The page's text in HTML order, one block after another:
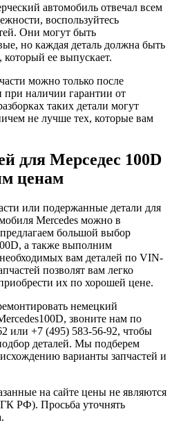
автомобиль отвечал всем
воспользуйтесь
Они могут быть
но каждая деталь должна быть
который ее выпускает.
можно только после
при наличии гарантии от
таких детали могут
не лучше тех, которые вам
для Мерседес 100D
ценам
или подержанные детали для
Mercedes можно в
большой выбор
а также выполним
вам деталей по VIN-
позволят вам легко
их по хорошей цене.
немецкий
звоните нам по
или +7 (495) 583-56-92, чтобы
деталей. Мы подберем
варианты запчастей и
на сайте цены не являются
РФ). Просьба уточнять